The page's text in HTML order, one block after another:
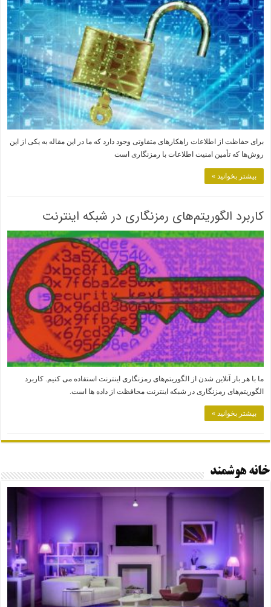
برای حفاظت از اطلاعات راهکارهای متفاوتی وجود دارد که ما در این مقاله به یکی از این
روش‌ها که تأمین امنیت اطلاعات با رمزنگاری است
بیشتر بخوانید »
کاربرد الگوریتم‌های رمزنگاری در شبکه اینترنت
ما با هر بار آنلاین شدن از الگوریتم‌های رمزنگاری اینترنت استفاده می کنیم. کاربرد
الگوریتم‌های رمزنگاری در شبکه اینترنت محافظت از داده ها است.
بیشتر بخوانید »
خانه هوشمند